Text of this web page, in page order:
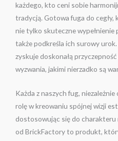
każdego, kto ceni sobie
tradycją. Gotowa fuga do cegły,
nie tylko skuteczne wypełnienie
także podkreśla ich surowy
zyskuje doskonałą
wyzwania, jakimi nierzadko są
Każda z naszych fug,
rolę w kreowaniu spójnej wizji
dostosowując się do charakteru
od BrickFactory to produkt,